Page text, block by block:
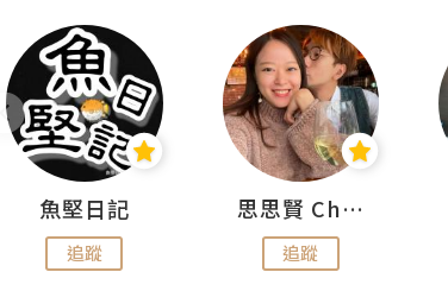
魚堅日記
追蹤
思思賢 ChillMyBabe
追蹤